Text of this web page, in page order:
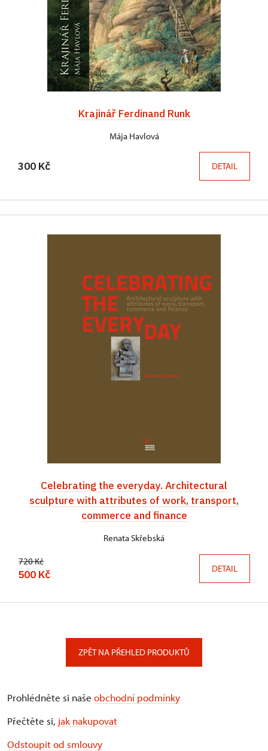
Krajinář Ferdinand Runk
Mája Havlová
300 Kč DETAIL
Celebrating the everyday. Architectural
sculpture with attributes of work, transport,
commerce and finance
Renata Skřebská
720 Kč
500 Kč DETAIL
ZPĚT NA PŘEHLED PRODUKTŮ
Prohlédněte si naše obchodní podmínky
Přečtěte si, jak nakupovat
Odstoupit od smlouvy